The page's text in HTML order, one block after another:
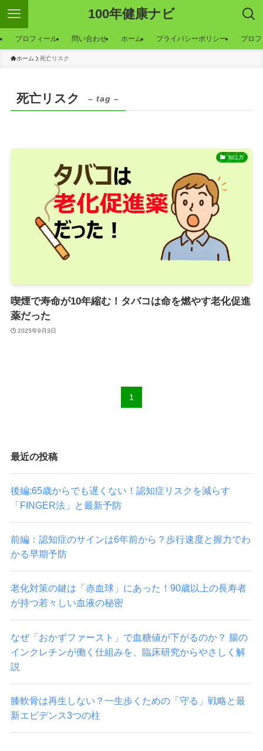
100年健康ナビ
プロフィール 問い合わせ ホーム プライバシーポリシー プロ
ホーム 死亡リスク
死亡リスク – tag –
知は力
喫煙で寿命が10年縮む！タバコは命を燃やす老化促進
薬だった
2025年9月3日
1
最近の投稿
後編:65歳からでも遅くない！認知症リスクを減らす
「FINGER法」と最新予防
前編：認知症のサインは6年前から？歩行速度と握力でわ
かる早期予防
老化対策の鍵は「赤血球」にあった！90歳以上の長寿者
が持つ若々しい血液の秘密
なぜ「おかずファースト」で血糖値が下がるのか？ 腸の
インクレチンが働く仕組みを、臨床研究からやさしく解
説
膝軟骨は再生しない？一生歩くための「守る」戦略と最
新エビデンス3つの柱